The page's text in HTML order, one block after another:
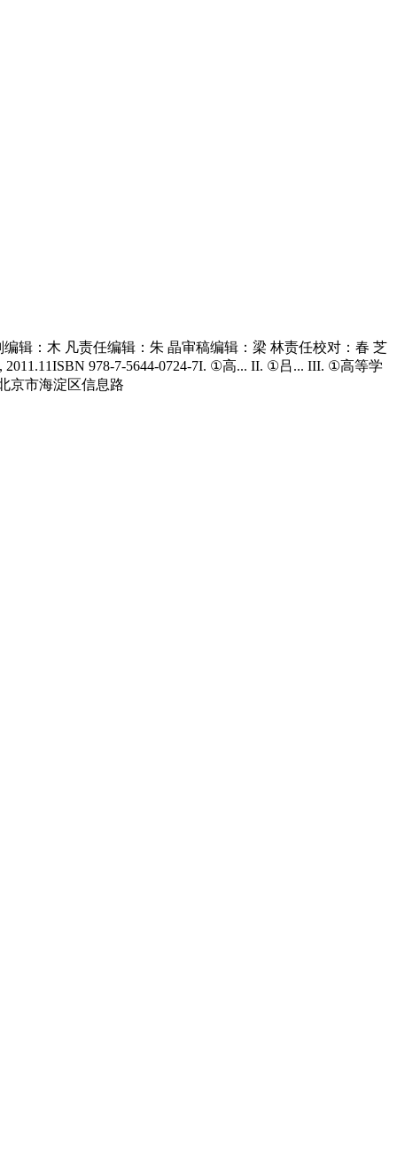
辑：木 凡责任编辑：朱 晶审稿编辑：梁 林责任校对：春 芝
978-7-5644-0724-7I. ①高... II. ①吕... III. ①高等学
京市海淀区信息路